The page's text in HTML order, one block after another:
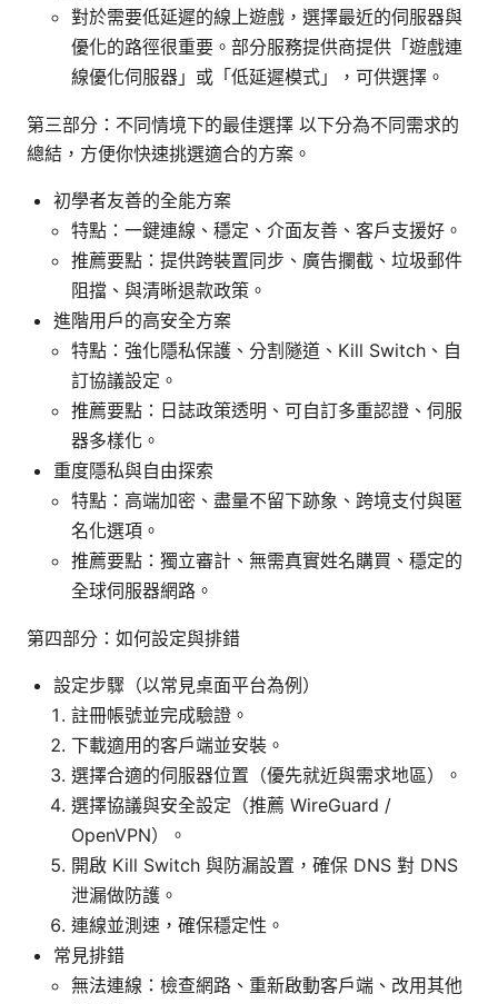
對於需要低延遲的線上遊戲，選擇最近的伺服器與
優化的路徑很重要。部分服務提供商提供「遊戲連
線優化伺服器」或「低延遲模式」，可供選擇。
第三部分：不同情境下的最佳選擇 以下分為不同需求的
總結，方便你快速挑選適合的方案。
初學者友善的全能方案
特點：一鍵連線、穩定、介面友善、客戶支援好。
推薦要點：提供跨裝置同步、廣告攔截、垃圾郵件
阻擋、與清晰退款政策。
進階用戶的高安全方案
特點：強化隱私保護、分割隧道、Kill Switch、自
訂協議設定。
推薦要點：日誌政策透明、可自訂多重認證、伺服
器多樣化。
重度隱私與自由探索
特點：高端加密、盡量不留下跡象、跨境支付與匿
名化選項。
推薦要點：獨立審計、無需真實姓名購買、穩定的
全球伺服器網路。
第四部分：如何設定與排錯
設定步驟（以常見桌面平台為例）
註冊帳號並完成驗證。
下載適用的客戶端並安裝。
選擇合適的伺服器位置（優先就近與需求地區）。
選擇協議與安全設定（推薦 WireGuard /
OpenVPN）。
開啟 Kill Switch 與防漏設置，確保 DNS 對 DNS
泄漏做防護。
連線並測速，確保穩定性。
常見排錯
無法連線：檢查網路、重新啟動客戶端、改用其他